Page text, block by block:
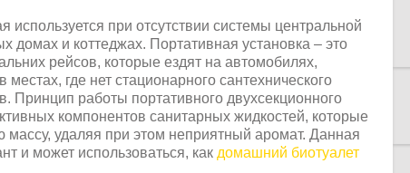
используется при отсутствии системы центральной
домах и коттеджах. Портативная установка – это
рейсов, которые ездят на автомобилях,
где нет стационарного сантехнического
Принцип работы портативного двухсекционного
компонентов санитарных жидкостей, которые
удаляя при этом неприятный аромат. Данная
и может использоваться, как домашний биотуалет